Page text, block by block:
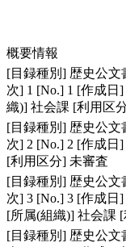
概要情報
[目録種別] 歴史公文
次] 1 [No.] 1 [作成日]
織)] 社会課 [利用区
[目録種別] 歴史公文
次] 2 [No.] 2 [作成日]
[利用区分] 未審査
[目録種別] 歴史公文
次] 3 [No.] 3 [作成日]
[所属(組織)] 社会課 [
[目録種別] 歴史公文